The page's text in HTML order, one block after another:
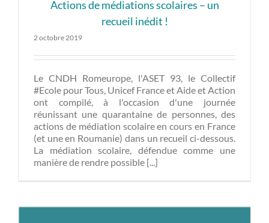
Actions de médiations scolaires – un
recueil inédit !
2 octobre 2019
Le CNDH Romeurope, l'ASET 93, le Collectif
#Ecole pour Tous, Unicef France et Aide et Action
ont compilé, à l'occasion d'une journée
réunissant une quarantaine de personnes, des
actions de médiation scolaire en cours en France
(et une en Roumanie) dans un recueil ci-dessous.
La médiation scolaire, défendue comme une
manière de rendre possible [...]